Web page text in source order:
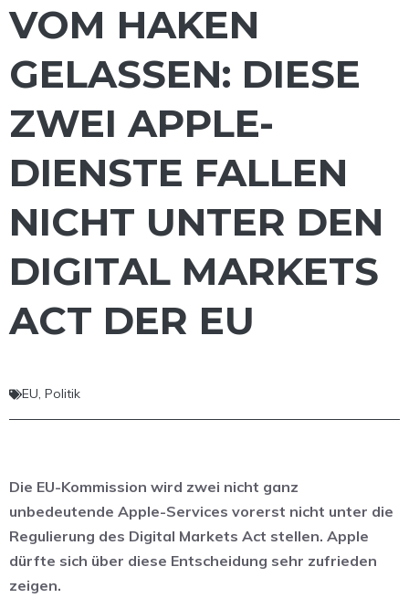
VOM HAKEN
GELASSEN: DIESE
ZWEI APPLE-
DIENSTE FALLEN
NICHT UNTER DEN
DIGITAL MARKETS
ACT DER EU
EU, Politik
Die EU-Kommission wird zwei nicht ganz
unbedeutende Apple-Services vorerst nicht unter die
Regulierung des Digital Markets Act stellen. Apple
dürfte sich über diese Entscheidung sehr zufrieden
zeigen.